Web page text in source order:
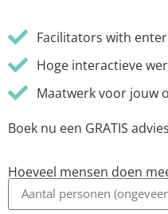
Facilitators with
Hoge interactieve
Maatwerk voor jouw
Boek nu een GRATIS
Hoeveel mensen doen